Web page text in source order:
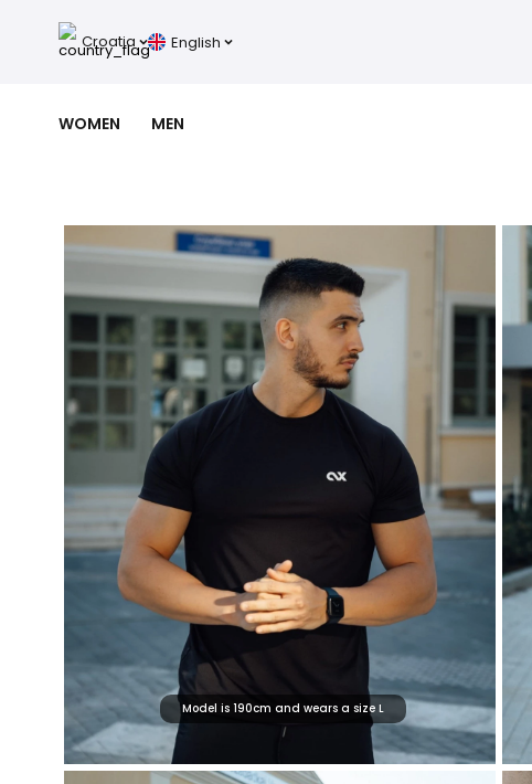
Croatia English
WOMEN MEN
NEW
Model is 190cm and wears a size L